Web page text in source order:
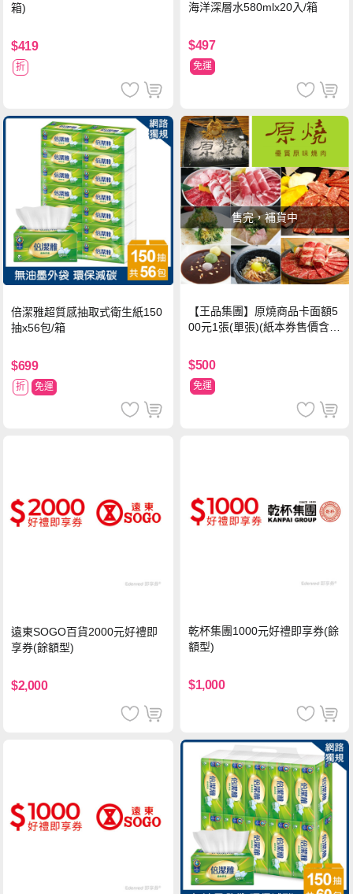
箱)
$419
折
海洋深層水580mlx20入/箱
$497
免運
倍潔雅超質感抽取式衛生紙150
抽x56包/箱
$699
折 免運
售完，補貨中
【王品集團】原燒商品卡面額5
00元1張(單張)(紙本券售價含平
$500
免運
遠東SOGO百貨2000元好禮即
享券(餘額型)
$2,000
乾杯集團1000元好禮即享券(餘
額型)
$1,000